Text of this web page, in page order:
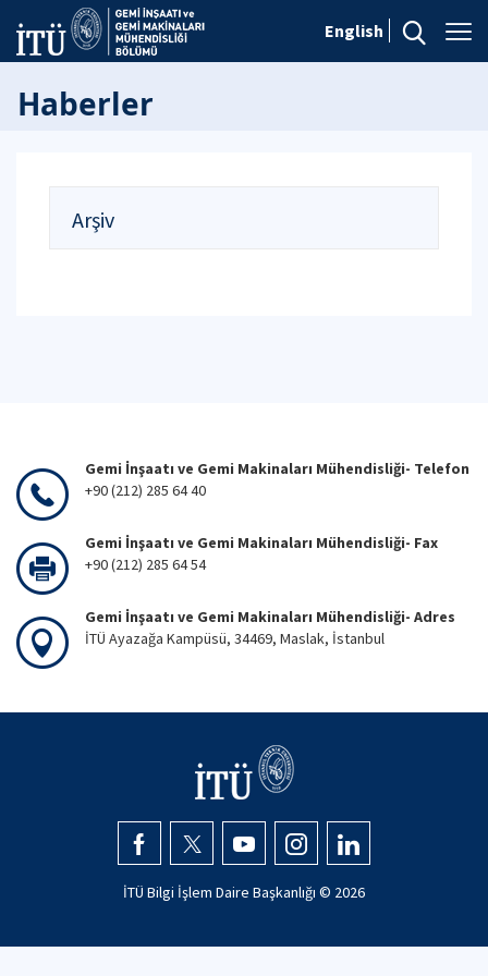
English
Haberler
Arşiv
Gemi İnşaatı ve Gemi Makinaları Mühendisliği- Telefon
+90 (212) 285 64 40
Gemi İnşaatı ve Gemi Makinaları Mühendisliği- Fax
+90 (212) 285 64 54
Gemi İnşaatı ve Gemi Makinaları Mühendisliği- Adres
İTÜ Ayazağa Kampüsü, 34469, Maslak, İstanbul
İTÜ Bilgi İşlem Daire Başkanlığı © 2026